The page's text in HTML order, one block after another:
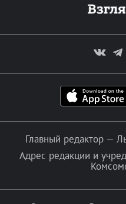
Главный редактор —
Адрес редакции и